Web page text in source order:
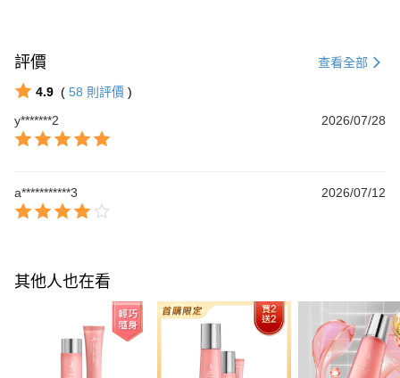
評價 查看全部
4.9 ( 58 則評價 )
y*******2
2026/07/28
a***********3 2026/07/12
其他人也在看